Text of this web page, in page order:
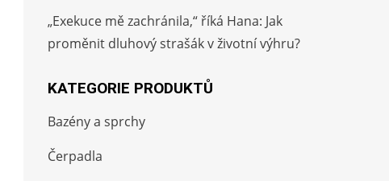
„Exekuce mě zachránila,“ říká Hana: Jak
proměnit dluhový strašák v životní výhru?
KATEGORIE PRODUKTŮ
Bazény a sprchy
Čerpadla